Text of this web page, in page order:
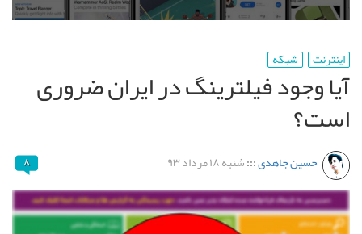
اینترنت شبکه
آیا وجود فیلترینگ در ایران ضروری
است؟
حسین جاهدی:::شنبه ۱۸ مرداد ۹۳ ۸